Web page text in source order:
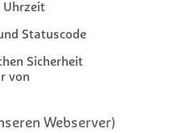
Uhrzeit
Statuscode
Sicherheit
von
Webserver)